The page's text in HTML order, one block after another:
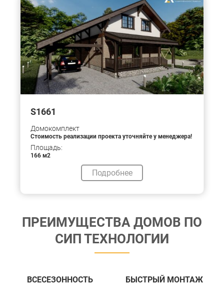
S1661
Домокомплект
Стоимость реализации проекта уточняйте у менеджера!
Площадь:
166 м2
Подробнее
ПРЕИМУЩЕСТВА ДОМОВ ПО
СИП ТЕХНОЛОГИИ
ВСЕСЕЗОННОСТЬ БЫСТРЫЙ МОНТАЖ